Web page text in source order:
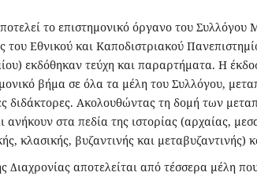
το επιστημονικό όργανο του
του Εθνικού και Καποδιστριακού
εκδόθηκαν τεύχη και παραρτήματα. Η
βήμα σε όλα τα μέλη του Συλλόγου,
διδάκτορες. Ακολουθώντας τη δομή των
ανήκουν στα πεδία της ιστορίας (αρχαίας,
κλασικής, βυζαντινής και μεταβυζαντινής)
Διαχρονίας αποτελείται από τέσσερα μέλη